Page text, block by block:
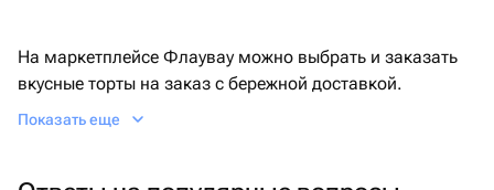
На маркетплейсе Флаувау можно выбрать и заказать
вкусные торты на заказ с бережной доставкой.
Возможна персонализация: текст на поверхности,
Показать еще